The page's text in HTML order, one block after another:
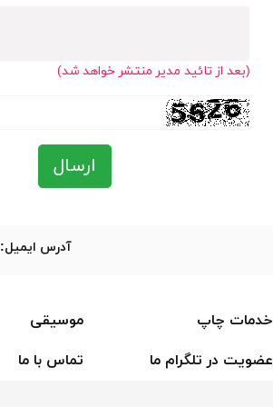
(بعد از تائید مدیر منتشر خواهد شد)
ارسال
آدرس ایمیل: afrooz_pu@yahoo.com
خدمات چاپ
موسیقی
عضویت در تلگرام ما تماس با ما